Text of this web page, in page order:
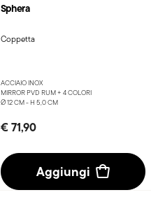
Sphera
Coppetta
ACCIAIO INOX
MIRROR PVD RUM + 4 COLORI
Ø 12 CM - H 5,0 CM
€ 71,90
Aggiungi